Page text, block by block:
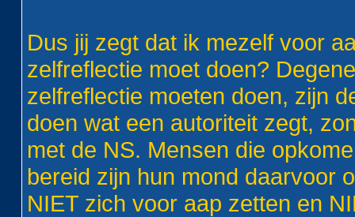
Dus jij zegt dat ik mezelf voor
zelfreflectie moet doen?
zelfreflectie moeten doen, zijn
doen wat een autoriteit zegt,
met de NS. Mensen die
bereid zijn hun mond daarvoor
NIET zich voor aap zetten en